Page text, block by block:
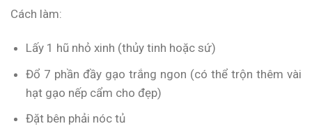
Cách làm:
Lấy 1 hũ nhỏ xinh (thủy tinh hoặc sứ)
Đổ 7 phần đầy gạo trắng ngon (có thể trộn thêm vài
hạt gạo nếp cẩm cho đẹp)
Đặt bên phải nóc tủ